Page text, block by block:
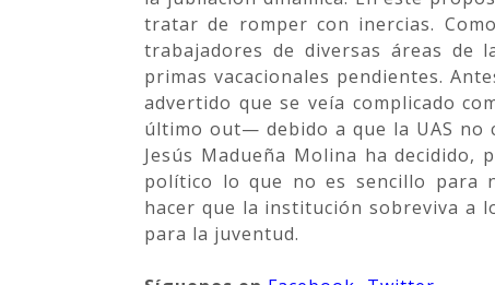
tratar de romper con inercias.
trabajadores de diversas áreas de
primas vacacionales pendientes.
advertido que se veía complicado
último out— debido a que la UAS no
Jesús Madueña Molina ha decidido,
político lo que no es sencillo para
hacer que la institución sobreviva a
para la juventud.